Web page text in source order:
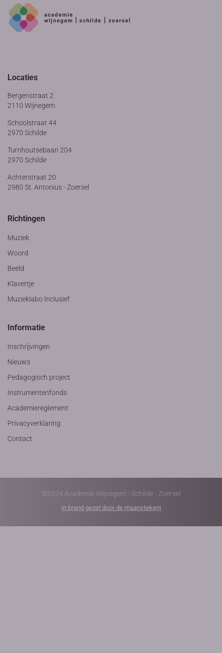
Locaties
Bergenstraat 2
2110 Wijnegem
Schoolstraat 44
2970 Schilde
Turnhoutsebaan 204
2970 Schilde
Achterstraat 20
2980 St. Antonius - Zoersel
Richtingen
Muziek
Woord
Beeld
Klavertje
Muzieklabo Inclusief
Informatie
Inschrijvingen
Nieuws
Pedagogisch project
Instrumentenfonds
Academiereglement
Privacyverklaring
Contact
©2024 Academie Wijnegem - Schilde - Zoersel
in brand gezet door de maanstekerij